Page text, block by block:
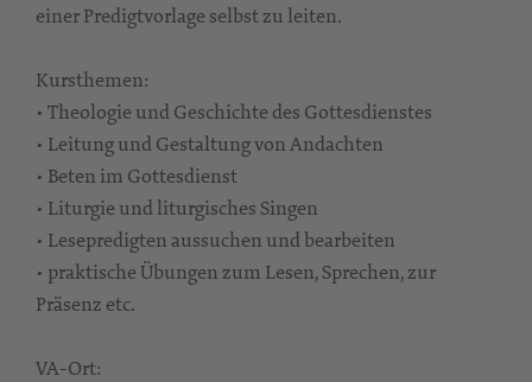
einer Predigtvorlage selbst zu leiten.
Kursthemen:
• Theologie und Geschichte des Gottesdienstes
• Leitung und Gestaltung von Andachten
• Beten im Gottesdienst
• Liturgie und liturgisches Singen
• Lesepredigten aussuchen und bearbeiten
• praktische Übungen zum Lesen, Sprechen, zur
Präsenz etc.
VA-Ort: